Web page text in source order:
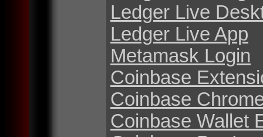
Ledger Live
Ledger Live App
Metamask Login
Coinbase
Coinbase
Coinbase Wallet